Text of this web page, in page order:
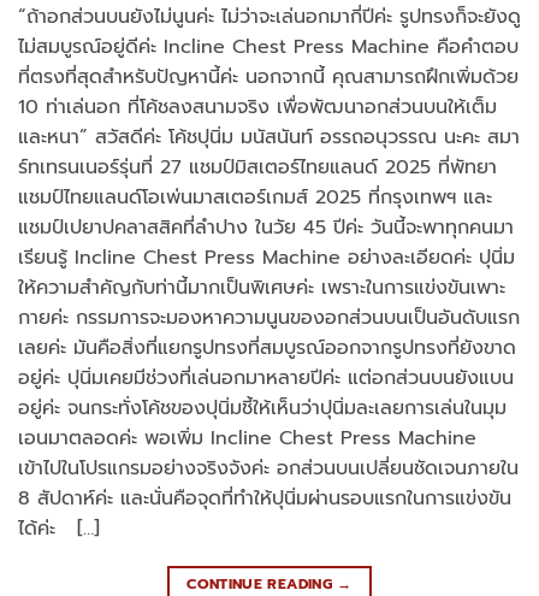
“ถ้าอกส่วนบนยังไม่นูนค่ะ ไม่ว่าจะเล่นอกมากี่ปีค่ะ รูปทรงก็จะยังดู
ไม่สมบูรณ์อยู่ดีค่ะ Incline Chest Press Machine คือคำตอบ
ที่ตรงที่สุดสำหรับปัญหานี้ค่ะ นอกจากนี้ คุณสามารถฝึกเพิ่มด้วย
10 ท่าเล่นอก ที่โค้ชลงสนามจริง เพื่อพัฒนาอกส่วนบนให้เต็ม
และหนา” สวัสดีค่ะ โค้ชปุนิ่ม มนัสนันท์ อรรถอนุวรรณ นะคะ สมา
ร์ทเทรนเนอร์รุ่นที่ 27 แชมป์มิสเตอร์ไทยแลนด์ 2025 ที่พัทยา
แชมป์ไทยแลนด์โอเพ่นมาสเตอร์เกมส์ 2025 ที่กรุงเทพฯ และ
แชมป์เปยาปคลาสสิคที่ลำปาง ในวัย 45 ปีค่ะ วันนี้จะพาทุกคนมา
เรียนรู้ Incline Chest Press Machine อย่างละเอียดค่ะ ปุนิ่ม
ให้ความสำคัญกับท่านี้มากเป็นพิเศษค่ะ เพราะในการแข่งขันเพาะ
กายค่ะ กรรมการจะมองหาความนูนของอกส่วนบนเป็นอันดับแรก
เลยค่ะ มันคือสิ่งที่แยกรูปทรงที่สมบูรณ์ออกจากรูปทรงที่ยังขาด
อยู่ค่ะ ปุนิ่มเคยมีช่วงที่เล่นอกมาหลายปีค่ะ แต่อกส่วนบนยังแบน
อยู่ค่ะ จนกระทั่งโค้ชของปุนิ่มชี้ให้เห็นว่าปุนิ่มละเลยการเล่นในมุม
เอนมาตลอดค่ะ พอเพิ่ม Incline Chest Press Machine
เข้าไปในโปรแกรมอย่างจริงจังค่ะ อกส่วนบนเปลี่ยนชัดเจนภายใน
8 สัปดาห์ค่ะ และนั่นคือจุดที่ทำให้ปุนิ่มผ่านรอบแรกในการแข่งขัน
ได้ค่ะ […]
CONTINUE READING →